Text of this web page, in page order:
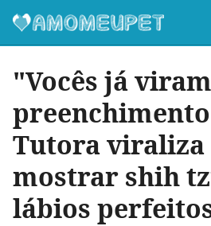
"Vocês já
Tutora viraliza
mostrar shih
lábios